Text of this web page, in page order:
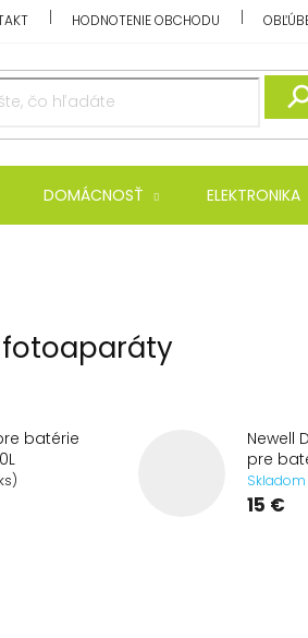
HODNOTENIE OBCHODU
DOMÁCNOSŤ ELEKTRONIKA
batérie
Newell
pre
15 €